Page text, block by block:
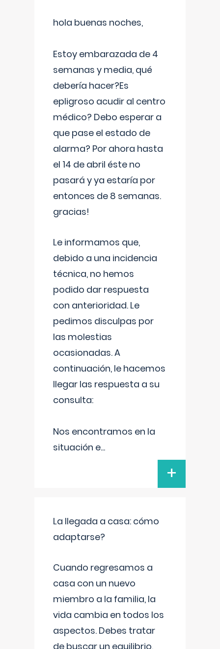
hola buenas noches,
Estoy embarazada de 4
semanas y media, qué
debería hacer?Es
epligroso acudir al centro
médico? Debo esperar a
que pase el estado de
alarma? Por ahora hasta
el 14 de abril éste no
pasará y ya estaría por
entonces de 8 semanas.
gracias!
Le informamos que,
debido a una incidencia
técnica, no hemos
podido dar respuesta
con anterioridad. Le
pedimos disculpas por
las molestias
ocasionadas. A
continuación, le hacemos
llegar las respuesta a su
consulta:
Nos encontramos en la
situación e...
+
La llegada a casa: cómo
adaptarse?
Cuando regresamos a
casa con un nuevo
miembro a la familia, la
vida cambia en todos los
aspectos. Debes tratar
de buscar un equilibrio,